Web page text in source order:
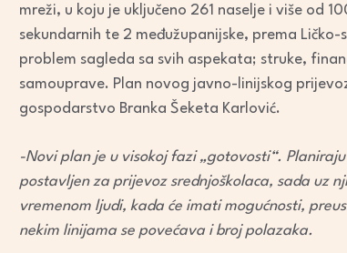
mreži, u koju je uključeno 261 naselje i više od
sekundarnih te 2 međužupanijske, prema
problem sagleda sa svih aspekata; struke,
samouprave. Plan novog javno-linijskog
gospodarstvo Branka Šeketa Karlović.
-Novi plan je u visokoj fazi „gotovosti“.
postavljen za prijevoz srednjoškolaca, sada uz
vremenom ljudi, kada će imati mogućnosti,
nekim linijama se povećava i broj polazaka.